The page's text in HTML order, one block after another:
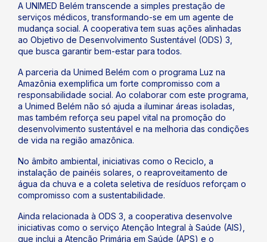
A UNIMED Belém transcende a simples prestação de
serviços médicos, transformando-se em um agente de
mudança social. A cooperativa tem suas ações alinhadas
ao Objetivo de Desenvolvimento Sustentável (ODS) 3,
que busca garantir bem-estar para todos.
A parceria da Unimed Belém com o programa Luz na
Amazônia exemplifica um forte compromisso com a
responsabilidade social. Ao colaborar com este programa,
a Unimed Belém não só ajuda a iluminar áreas isoladas,
mas também reforça seu papel vital na promoção do
desenvolvimento sustentável e na melhoria das condições
de vida na região amazônica.
No âmbito ambiental, iniciativas como o Reciclo, a
instalação de painéis solares, o reaproveitamento de
água da chuva e a coleta seletiva de resíduos reforçam o
compromisso com a sustentabilidade.
Ainda relacionada à ODS 3, a cooperativa desenvolve
iniciativas como o serviço Atenção Integral à Saúde (AIS),
que inclui a Atenção Primária em Saúde (APS) e o